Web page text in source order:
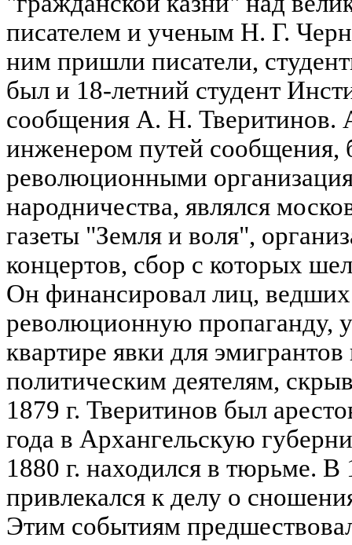
писателем и ученым Н. Г.
ним пришли писатели,
был и 18-летний студент
сообщения А. Н. Тверитинов.
инженером путей сообщения,
революционными
народничества, являлся
газеты "Земля и воля",
концертов, сбор с которых
Он финансировал лиц,
революционную пропаганду,
квартире явки для
политическим деятелям,
1879 г. Тверитинов был
года в Архангельскую
1880 г. находился в тюрьме. В
привлекался к делу о
Этим событиям